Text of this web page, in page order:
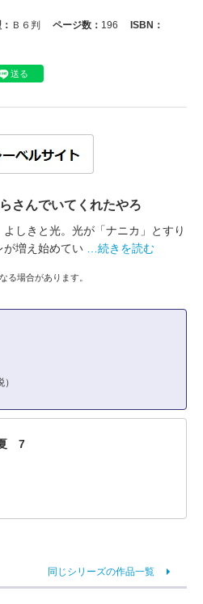
Ｂ６判 ページ数： 196
ISBN：
送る
さんでいてくれたやろ
しきと光。光が「ナニカ」とすり
が増え始めてい
…続きを読む
る場合があります。
夏 7
同じシリーズの作品一覧